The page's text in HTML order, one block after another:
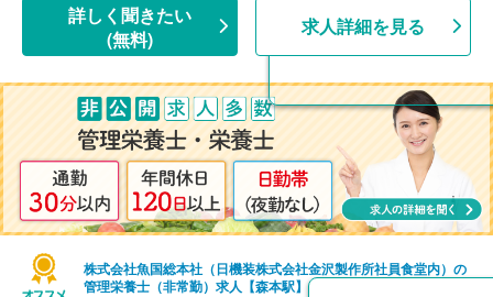
詳しく聞きたい
(無料)
求人詳細を見る
株式会社魚国総本社（日機装株式会社金沢製作所社員食堂内）の
管理栄養士（非常勤）求人【森本駅】